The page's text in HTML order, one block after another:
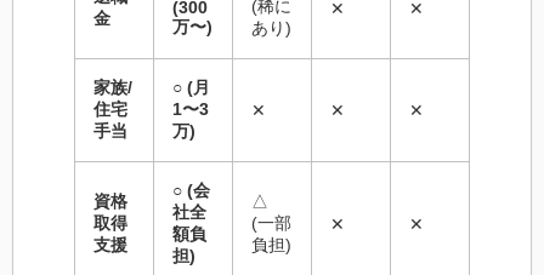
金
(300
万〜)
(稀に
あり)
✕ ✕
家族/
住宅
手当
○ (月
1〜3
万)
✕ ✕ ✕
資格
取得
支援
○ (会
社全
額負
担)
△
(一部
負担)
✕ ✕